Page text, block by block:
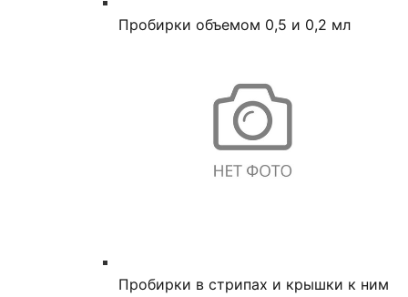
Пробирки объемом 0,5 и 0,2 мл
Пробирки в стрипах и крышки к ним